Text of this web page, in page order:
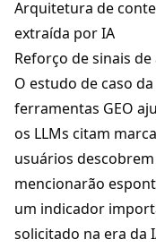
Arquitetura de
extraída por IA
Reforço de sinais
O estudo de caso
ferramentas GEO
os LLMs citam
usuários
mencionarão
um indicador
solicitado na era da